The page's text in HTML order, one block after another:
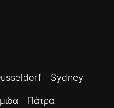
Sydney
Πάτρα